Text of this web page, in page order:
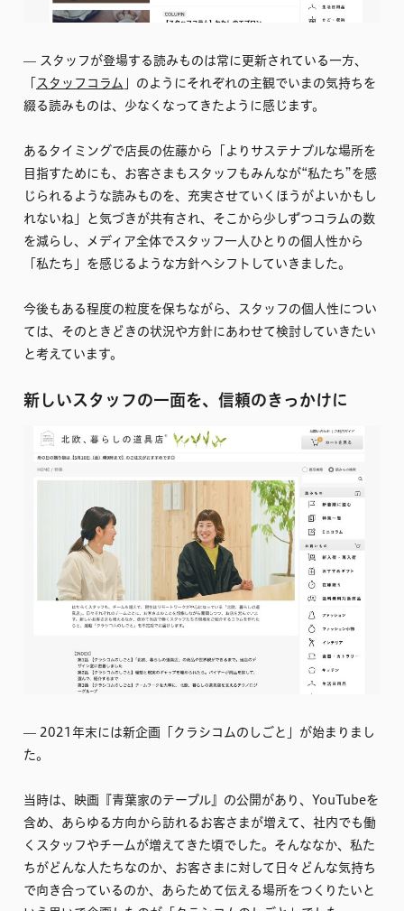
–– スタッフが登場する読みものは常に更新されている一方、
スタッフコラム
」のようにそれぞれの主観でいまの気持ちを
綴る読みものは、少なくなってきたように感じます。
あるタイミングで店長の佐藤から「よりサステナブルな場所を
目指すためにも、お客さまもスタッフもみんなが“私たち”を感
じられるような読みものを、充実させていくほうがよいかもし
れないね」と気づきが共有され、そこから少しずつコラムの数
を減らし、メディア全体でスタッフ一人ひとりの個人性から
「私たち」を感じるような方針へシフトしていきました。
今後もある程度の粒度を保ちながら、スタッフの個人性につい
ては、そのときどきの状況や方針にあわせて検討していきたい
と考えています。
新しいスタッフの一面を、信頼のきっかけに
–– 2021年末には新企画「クラシコムのしごと」が始まりまし
た。
当時は、映画『青葉家のテーブル』の公開があり、YouTubeを
含め、あらゆる方向から訪れるお客さまが増えて、社内でも働
くスタッフやチームが増えてきた頃でした。そんななか、私た
ちがどんな人たちなのか、お客さまに対して日々どんな気持ち
で向き合っているのか、あらためて伝える場所をつくりたいと